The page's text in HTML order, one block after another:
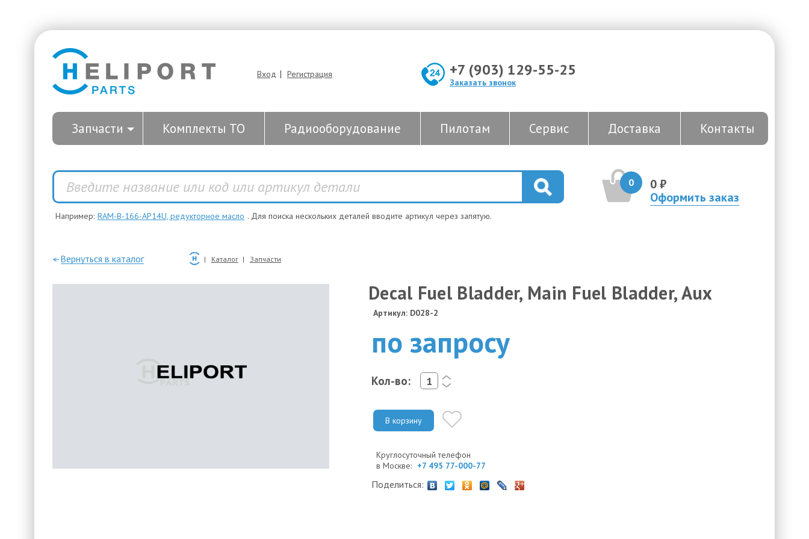
Вход | Регистрация +7 (903) 129-55-25
Заказать звонок
Запчасти Комплекты ТО Радиооборудование Пилотам Сервис Доставка Контакты
0
0 ₽
Оформить заказ
Например: RAM-B-166-AP14U, редукторное масло . Для поиска нескольких деталей вводите артикул через запятую.
—Вернуться в каталог Каталог Запчасти
Decal Fuel Bladder, Main Fuel Bladder, Aux
Артикул: D028-2
по запросу
Кол-во:
<
>
В корзину
Круглосуточный телефон
в Москве: +7 495 77-000-77
Поделиться: